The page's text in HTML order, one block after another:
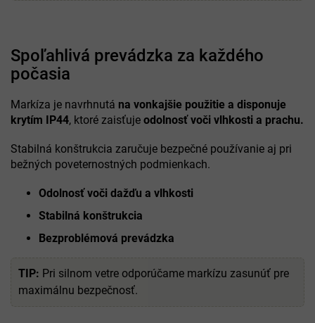
Spoľahlivá prevádzka za každého
počasia
Markíza je navrhnutá na vonkajšie použitie a disponuje
krytím IP44, ktoré zaisťuje odolnosť voči vlhkosti a prachu.
Stabilná konštrukcia zaručuje bezpečné používanie aj pri
bežných poveternostných podmienkach.
Odolnosť voči dažďu a vlhkosti
Stabilná konštrukcia
Bezproblémová prevádzka
TIP: Pri silnom vetre odporúčame markízu zasunúť pre
maximálnu bezpečnosť.